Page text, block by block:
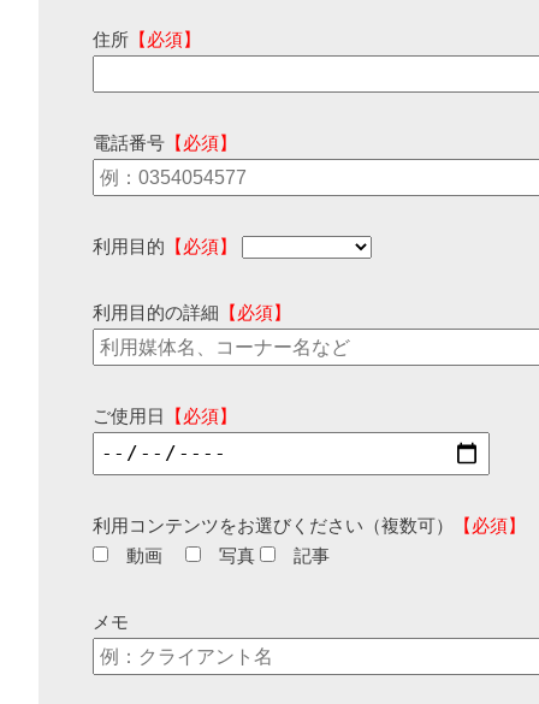
住所 【必須】
電話番号 【必須】
利用目的 【必須】
利用目的の詳細 【必須】
ご使用日 【必須】
利用コンテンツをお選びください（複数可）
【必須】
動画
写真 記事
メモ